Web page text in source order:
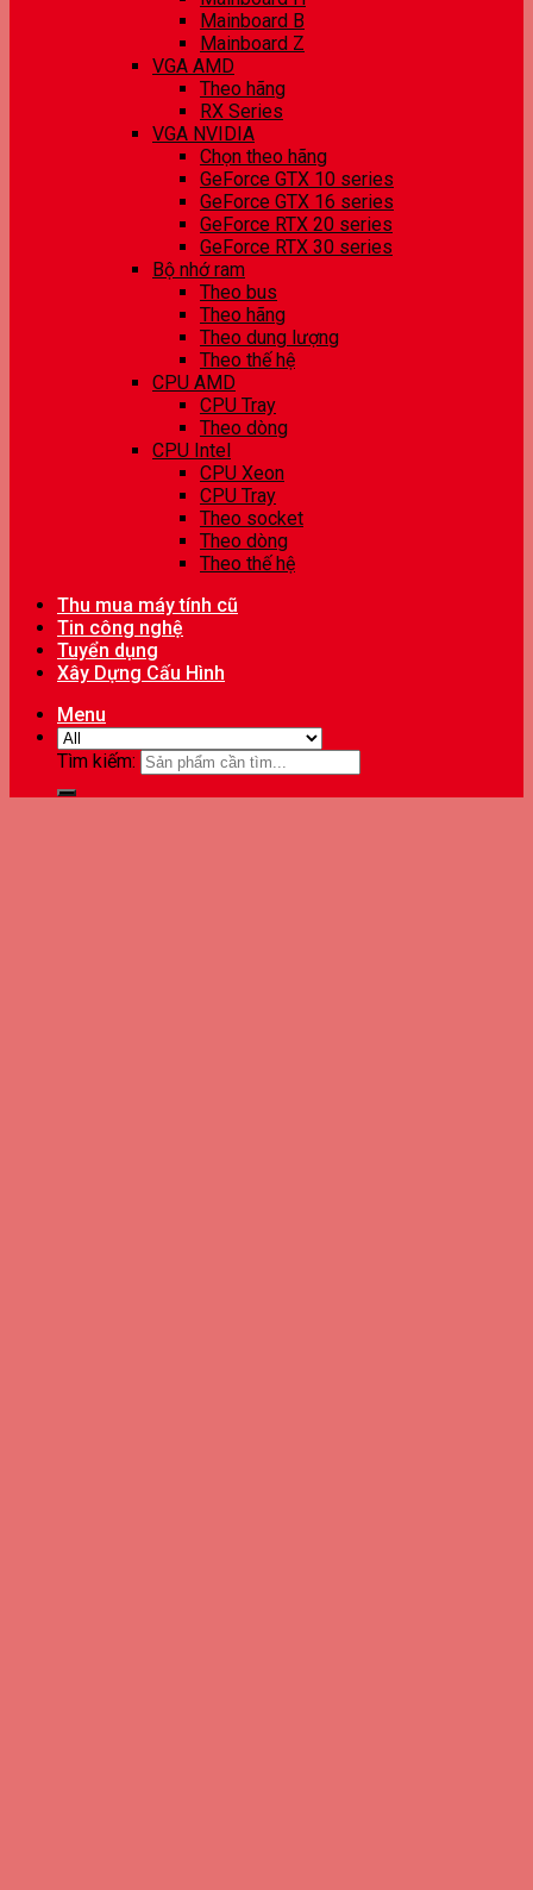
Mainboard B
Mainboard Z
VGA AMD
Theo hãng
RX Series
VGA NVIDIA
Chọn theo hãng
GeForce GTX 10 series
GeForce GTX 16 series
GeForce RTX 20 series
GeForce RTX 30 series
Bộ nhớ ram
Theo bus
Theo hãng
Theo dung lượng
Theo thế hệ
CPU AMD
CPU Tray
Theo dòng
CPU Intel
CPU Xeon
CPU Tray
Theo socket
Theo dòng
Theo thế hệ
Thu mua máy tính cũ
Tin công nghệ
Tuyển dụng
Xây Dựng Cấu Hình
Menu
Tìm kiếm: